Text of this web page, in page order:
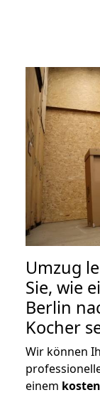
Umzug
Sie, wie
Berlin
Kocher
Wir können
einem